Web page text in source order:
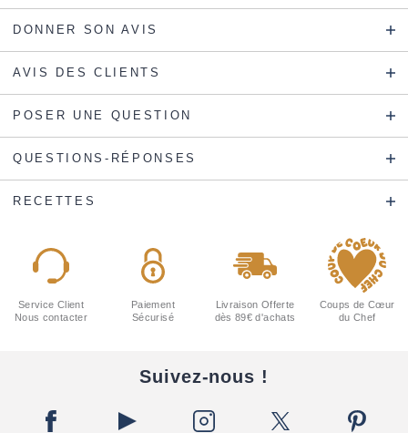
DONNER SON AVIS
AVIS DES CLIENTS
POSER UNE QUESTION
QUESTIONS-RÉPONSES
RECETTES
Service Client
Nous contacter
Paiement
Sécurisé
Livraison Offerte
dès 89€ d'achats
Coups de Cœur
du Chef
Suivez-nous !